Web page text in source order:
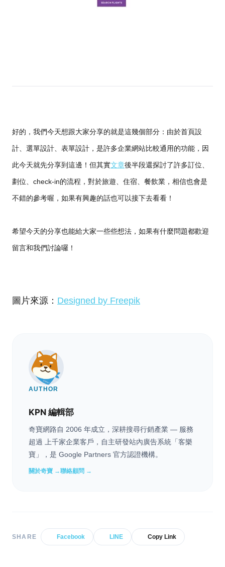
好的，我們今天想跟大家分享的就是這幾個部分：由於首頁設
計、選單設計、表單設計，是許多企業網站比較通用的功能，因
此今天就先分享到這邊！但其實文章後半段還探討了許多訂位、
劃位、check-in的流程，對於旅遊、住宿、餐飲業，相信也會是
不錯的參考喔，如果有興趣的話也可以接下去看看！
希望今天的分享也能給大家一些些想法，如果有什麼問題都歡迎
留言和我們討論囉！
圖片來源： Designed by Freepik
AUTHOR
KPN 編輯部
奇寶網路自 2006 年成立，深耕搜尋行銷產業 — 服務
超過 上千家企業客戶，自主研發站內廣告系統「客樂
寶」，是 Google Partners 官方認證機構。
關於奇寶 →聯絡顧問 →
SHARE Facebook LINE Copy Link